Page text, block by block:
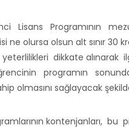
Lisans Programının
ne olursa olsun alt sınır 30
dikkate alınarak
programın
olmasını sağlayacak
kontenjanları,